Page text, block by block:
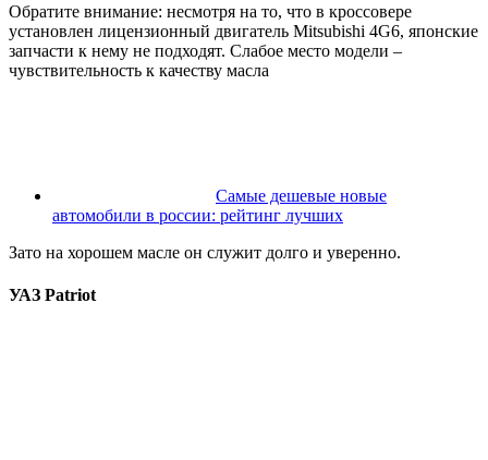
Обратите внимание: несмотря на то, что в кроссовере
установлен лицензионный двигатель Mitsubishi 4G6, японские
запчасти к нему не подходят. Слабое место модели –
чувствительность к качеству масла
Самые дешевые новые
автомобили в россии: рейтинг лучших
Зато на хорошем масле он служит долго и уверенно.
УАЗ Patriot